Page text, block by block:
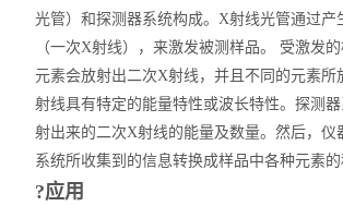
光管）和探测器系统构成。X射线光管通过产
（一次X射线），来激发被测样品。 受激发
元素会放射出二次X射线，并且不同的元素所
射线具有特定的能量特性或波长特性。探测
射出来的二次X射线的能量及数量。然后，仪
系统所收集到的信息转换成样品中各种元素的
?应用